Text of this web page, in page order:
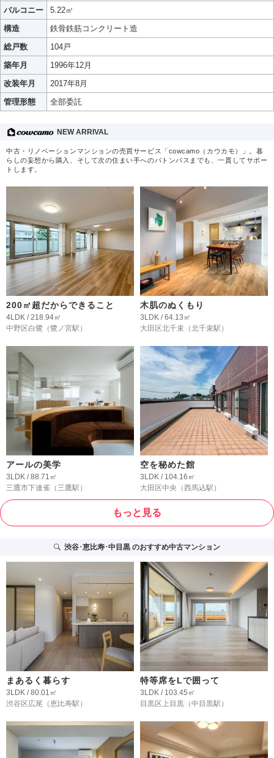
バルコニー
5.22㎡
構造
鉄骨鉄筋コンクリート造
総戸数
104戸
築年月
1996年12月
改装年月
2017年8月
管理形態
全部委託
NEW ARRIVAL
中古・リノベーションマンションの売買サービス「cowcamo（カウカモ）」。暮
らしの妄想から購入、そして次の住まい手へのバトンパスまでも、一貫してサポー
トします。
200㎡超だからできること
4LDK / 218.94㎡
中野区白鷺 （鷺ノ宮駅）
木肌のぬくもり
3LDK / 64.13㎡
大田区北千束 （北千束駅）
アールの美学
3LDK / 88.71㎡
三鷹市下連雀 （三鷹駅）
空を秘めた館
3LDK / 104.16㎡
大田区中央 （西馬込駅）
もっと見る
渋谷･恵比寿･中目黒のおすすめ中古マンション
まあるく暮らす
3LDK / 80.01㎡
渋谷区広尾 （恵比寿駅）
特等席をLで囲って
3LDK / 103.45㎡
目黒区上目黒 （中目黒駅）